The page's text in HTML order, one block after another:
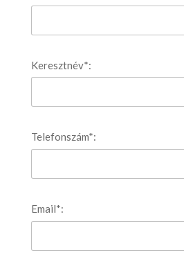
Keresztnév*:
Telefonszám*:
Email*: